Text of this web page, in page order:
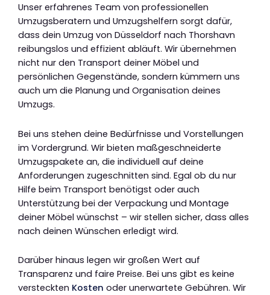
Unser erfahrenes Team von professionellen
Umzugsberatern und Umzugshelfern sorgt dafür,
dass dein Umzug von Düsseldorf nach Thorshavn
reibungslos und effizient abläuft. Wir übernehmen
nicht nur den Transport deiner Möbel und
persönlichen Gegenstände, sondern kümmern uns
auch um die Planung und Organisation deines
Umzugs.
Bei uns stehen deine Bedürfnisse und Vorstellungen
im Vordergrund. Wir bieten maßgeschneiderte
Umzugspakete an, die individuell auf deine
Anforderungen zugeschnitten sind. Egal ob du nur
Hilfe beim Transport benötigst oder auch
Unterstützung bei der Verpackung und Montage
deiner Möbel wünschst – wir stellen sicher, dass alles
nach deinen Wünschen erledigt wird.
Darüber hinaus legen wir großen Wert auf
Transparenz und faire Preise. Bei uns gibt es keine
versteckten Kosten oder unerwartete Gebühren. Wir